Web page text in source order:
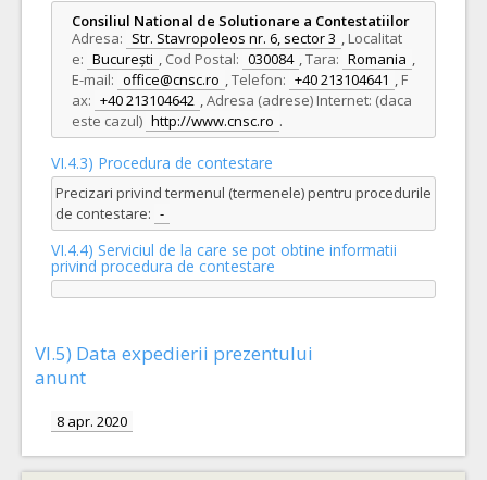
Consiliul National de Solutionare a Contestatiilor
Adresa: Str. Stavropoleos nr. 6, sector 3 , Localitat
e: București , Cod Postal: 030084 ,Tara: Romania ,
E-mail: office@cnsc.ro ,Telefon: +40 213104641 , F
ax: +40 213104642 ,Adresa (adrese) Internet: (daca
este cazul) http://www.cnsc.ro .
VI.4.3) Procedura de contestare
Precizari privind termenul (termenele) pentru procedurile
de contestare: -
VI.4.4) Serviciul de la care se pot obtine informatii
privind procedura de contestare
VI.5) Data expedierii prezentului
anunt
8 apr. 2020